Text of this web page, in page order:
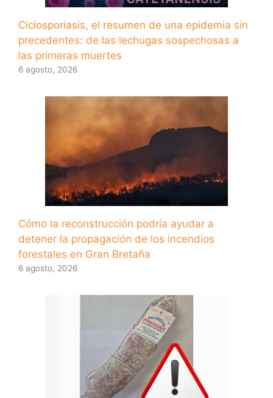
Ciclosporiasis, el resumen de una epidemia sin
precedentes: de las lechugas sospechosas a
las primeras muertes
6 agosto, 2026
Cómo la reconstrucción podría ayudar a
detener la propagación de los incendios
forestales en Gran Bretaña
6 agosto, 2026